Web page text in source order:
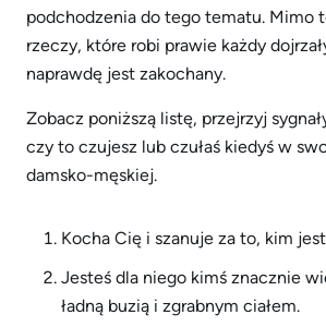
podchodzenia do tego tematu. Mimo
rzeczy, które robi prawie każdy
naprawdę jest zakochany.
Zobacz poniższą listę, przejrzyj
czy to czujesz lub czułaś kiedyś w
damsko-męskiej.
Kocha Cię i szanuje za to, kim
Jesteś dla niego kimś znacznie
ładną buzią i zgrabnym ciałem.